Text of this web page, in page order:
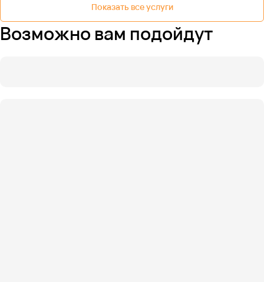
Показать все услуги
Возможно вам подойдут